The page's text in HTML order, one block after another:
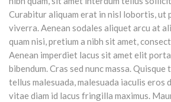
Curabitur aliquam erat in nisl lobortis, ut
viverra. Aenean sodales aliquet arcu at
quam nisi, pretium a nibh sit amet,
Aenean imperdiet lacus sit amet elit
bibendum. Cras sed nunc massa.
tellus malesuada, malesuada iaculis eros
vitae diam id lacus fringilla maximus.